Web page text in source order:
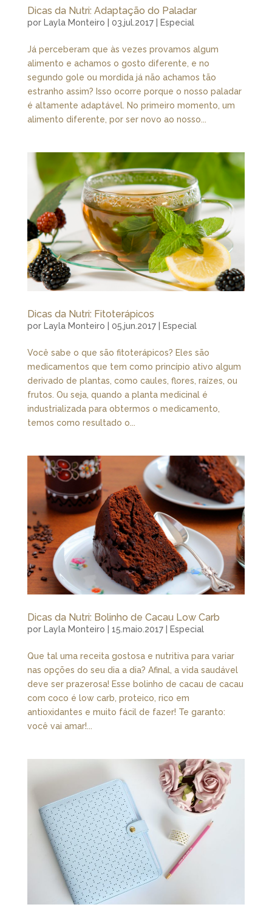
Dicas da Nutri: Adaptação do Paladar
por Layla Monteiro 03.jul.2017| Especial
Já perceberam que às vezes provamos algum
alimento e achamos o gosto diferente, e no
segundo gole ou mordida já não achamos tão
estranho assim? Isso ocorre porque o nosso paladar
é altamente adaptável. No primeiro momento, um
alimento diferente, por ser novo ao nosso...
Dicas da Nutri: Fitoterápicos
por Layla Monteiro 05.jun.2017| Especial
Você sabe o que são fitoterápicos? Eles são
medicamentos que tem como princípio ativo algum
derivado de plantas, como caules, flores, raízes, ou
frutos. Ou seja, quando a planta medicinal é
industrializada para obtermos o medicamento,
temos como resultado o...
Dicas da Nutri: Bolinho de Cacau Low Carb
por Layla Monteiro | 15.maio.2017| Especial
Que tal uma receita gostosa e nutritiva para variar
nas opções do seu dia a dia? Afinal, a vida saudável
deve ser prazerosa! Esse bolinho de cacau de cacau
com coco é low carb, proteico, rico em
antioxidantes e muito fácil de fazer! Te garanto:
você vai amar!...